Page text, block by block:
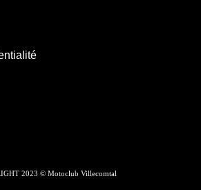
2023 © Motoclub Villecomtal